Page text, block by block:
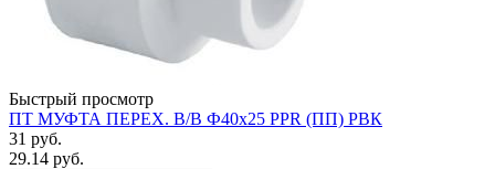
Быстрый просмотр
ПТ МУФТА ПЕРЕХ. В/В Ф40х25 PPR (ПП) РВК
31 руб.
29.14 руб.